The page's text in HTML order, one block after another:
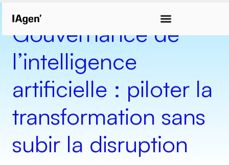
Gouvernance de
l’intelligence
artificielle : piloter la
transformation sans
subir la disruption